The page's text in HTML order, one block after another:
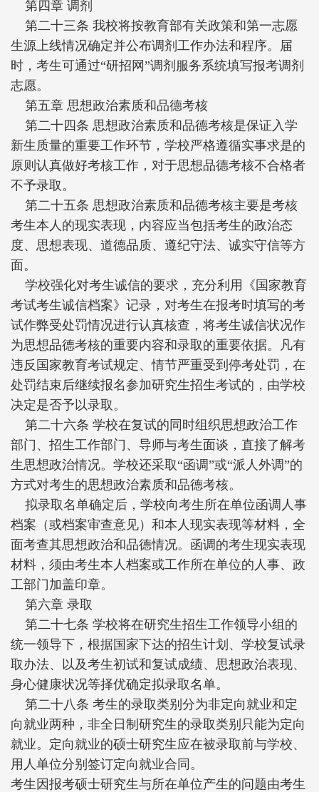
第四章 调剂
第二十三条 我校将按教育部有关政策和第一志愿
生源上线情况确定并公布调剂工作办法和程序。届
时，考生可通过“研招网”调剂服务系统填写报考调剂
志愿。
第五章 思想政治素质和品德考核
第二十四条 思想政治素质和品德考核是保证入学
新生质量的重要工作环节，学校严格遵循实事求是的
原则认真做好考核工作，对于思想品德考核不合格者
不予录取。
第二十五条 思想政治素质和品德考核主要是考核
考生本人的现实表现，内容应当包括考生的政治态
度、思想表现、道德品质、遵纪守法、诚实守信等方
面。
学校强化对考生诚信的要求，充分利用《国家教育
考试考生诚信档案》记录，对考生在报考时填写的考
试作弊受处罚情况进行认真核查，将考生诚信状况作
为思想品德考核的重要内容和录取的重要依据。凡有
违反国家教育考试规定、情节严重受到停考处罚，在
处罚结束后继续报名参加研究生招生考试的，由学校
决定是否予以录取。
第二十六条 学校在复试的同时组织思想政治工作
部门、招生工作部门、导师与考生面谈，直接了解考
生思想政治情况。学校还采取“函调”或“派人外调”的
方式对考生的思想政治素质和品德考核。
拟录取名单确定后，学校向考生所在单位函调人事
档案（或档案审查意见）和本人现实表现等材料，全
面考查其思想政治和品德情况。函调的考生现实表现
材料，须由考生本人档案或工作所在单位的人事、政
工部门加盖印章。
第六章 录取
第二十七条 学校将在研究生招生工作领导小组的
统一领导下，根据国家下达的招生计划、学校复试录
取办法、以及考生初试和复试成绩、思想政治表现、
身心健康状况等择优确定拟录取名单。
第二十八条 考生的录取类别分为非定向就业和定
向就业两种，非全日制研究生的录取类别只能为定向
就业。定向就业的硕士研究生应在被录取前与学校、
用人单位分别签订定向就业合同。
考生因报考硕士研究生与所在单位产生的问题由考生